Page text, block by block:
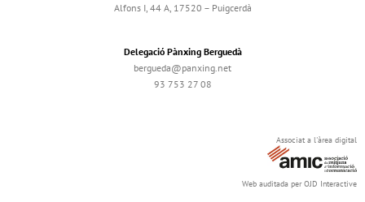
Alfons I, 44 A, 17520 – Puigcerdà
Delegació Pànxing Berguedà
bergueda@panxing.net
93 753 27 08
Associat a l'àrea digital
Web auditada per OJD Interactive